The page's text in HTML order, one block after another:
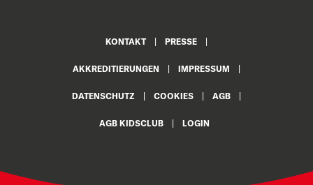
KONTAKT PRESSE
AKKREDITIERUNGEN IMPRESSUM
DATENSCHUTZ COOKIES AGB
AGB KIDSCLUB LOGIN